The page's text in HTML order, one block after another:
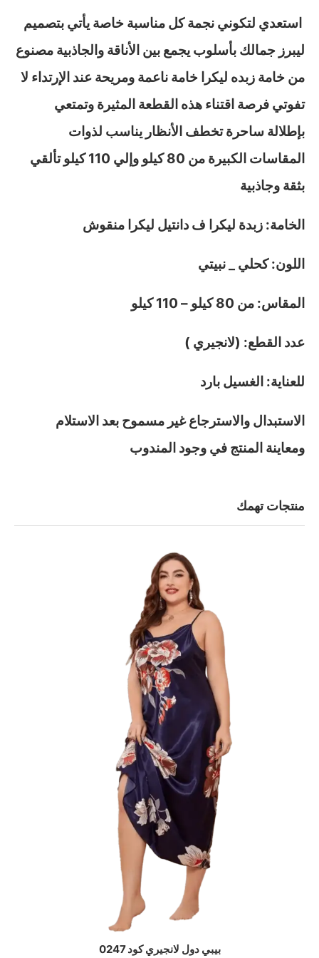
استعدي لتكوني نجمة كل مناسبة خاصة يأتي بتصميم
ليبرز جمالك بأسلوب يجمع بين الأناقة والجاذبية مصنوع
من خامة زبده ليكرا خامة ناعمة ومريحة عند الإرتداء لا
تفوتي فرصة اقتناء هذه القطعة المثيرة وتمتعي
بإطلالة ساحرة تخطف الأنظار يناسب لذوات
المقاسات الكبيرة من 80 كيلو وإلي 110 كيلو تألقي
بثقة وجاذبية
الخامة: زبدة ليكرا ف دانتيل ليكرا منقوش
اللون: كحلي _ نبيتي
المقاس: من 80 كيلو – 110 كيلو
عدد القطع: (لانجيري )
للعناية: الغسيل بارد
الاستبدال والاسترجاع غير مسموح بعد الاستلام
ومعاينة المنتج في وجود المندوب
منتجات تهمك
بيبي دول لانجيري كود 0247